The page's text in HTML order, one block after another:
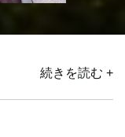
続きを読む +